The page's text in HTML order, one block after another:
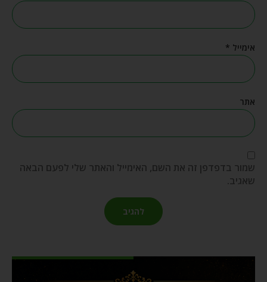
אימייל *
אתר
שמור בדפדפן זה את השם, האימייל והאתר שלי לפעם הבאה
שאגיב.